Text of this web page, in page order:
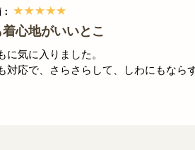
心地がいいとこ
に気に入りました。
対応で、さらさらして、しわにもなら